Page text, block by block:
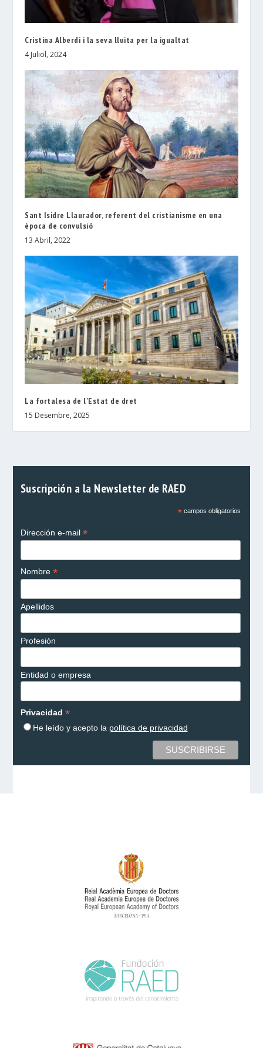
Cristina Alberdi i la seva lluita per la igualtat
4 Juliol, 2024
Sant Isidre Llaurador, referent del cristianisme en una
època de convulsió
13 Abril, 2022
La fortalesa de l’Estat de dret
15 Desembre, 2025
Suscripción a la Newsletter de RAED
*campos obligatorios
Dirección e-mail *
Nombre *
Apellidos
Profesión
Entidad o empresa
Privacidad *
He leído y acepto la política de privacidad